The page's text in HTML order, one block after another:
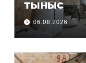
тыныс
06.08.2026